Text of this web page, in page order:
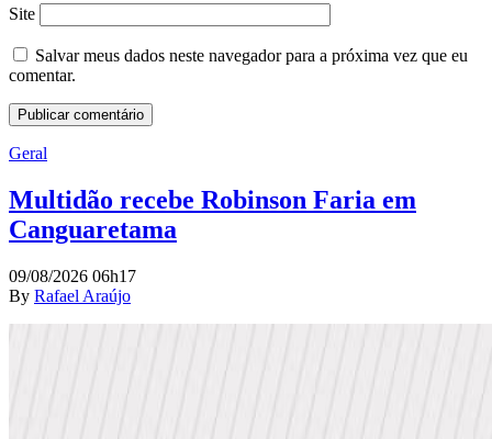
Site
Salvar meus dados neste navegador para a próxima vez que eu
comentar.
Geral
Multidão recebe Robinson Faria em
Canguaretama
09/08/2026 06h17
By Rafael Araújo